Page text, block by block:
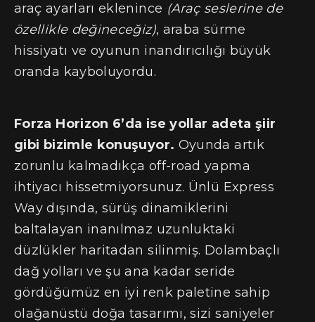
araç ayarları eklenince (Araç seslerine de
özellikle değineceğiz), araba sürme
hissiyatı ve oyunun inandırıcılığı büyük
oranda kayboluyordu.
Forza Horizon 6’da ise yollar adeta şiir
gibi bizimle konuşuyor. Oyunda artık
zorunlu kalmadıkça off-road yapma
ihtiyacı hissetmiyorsunuz. Ünlü Express
Way dışında, sürüş dinamiklerini
baltalayan inanılmaz uzunluktaki
düzlükler haritadan silinmiş. Dolambaçlı
dağ yolları ve şu ana kadar seride
gördüğümüz en iyi renk paletine sahip
olağanüstü doğa tasarımı, sizi saniyeler